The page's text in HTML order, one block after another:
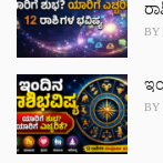
BY
BY